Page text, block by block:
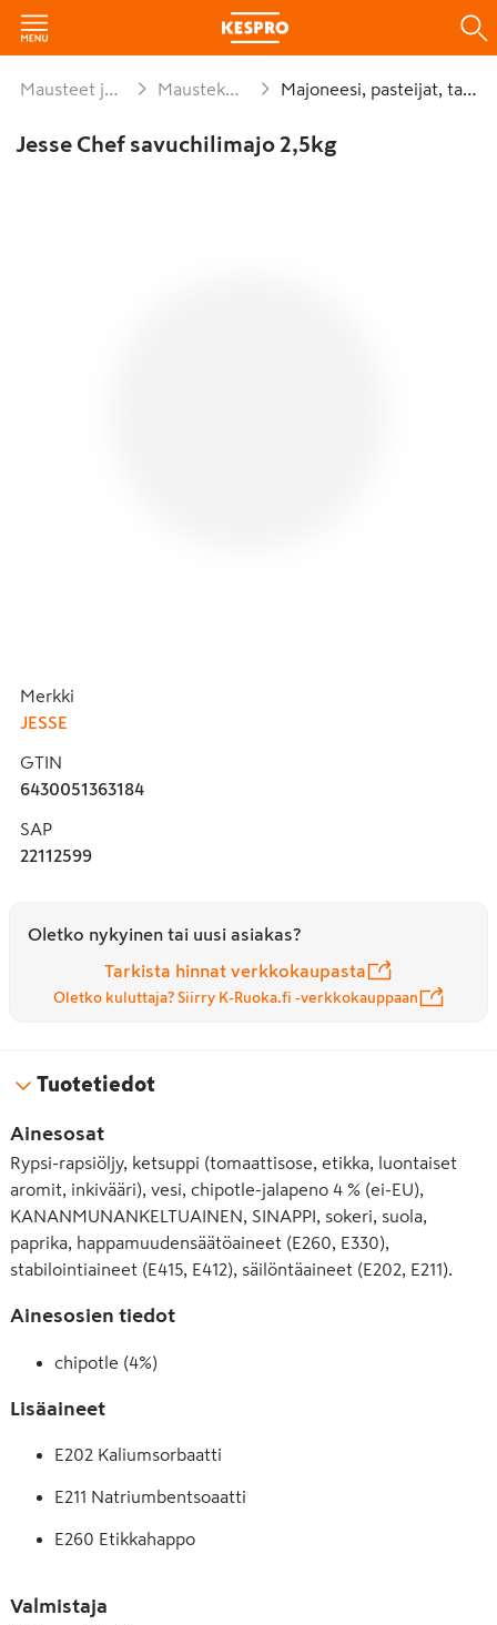
Mausteet ja leivonta Maustekastikkeet Majoneesi, pasteijat, tahnat
Jesse Chef savuchilimajo 2,5kg
Merkki
JESSE
GTIN
6430051363184
SAP
22112599
Oletko nykyinen tai uusi asiakas?
Tarkista hinnat verkkokaupasta
Oletko kuluttaja? Siirry K-Ruoka.fi -verkkokauppaan
Tuotetiedot
Ainesosat
Rypsi-rapsiöljy, ketsuppi (tomaattisose, etikka, luontaiset
aromit, inkivääri), vesi, chipotle-jalapeno 4 % (ei-EU),
KANANMUNANKELTUAINEN, SINAPPI, sokeri, suola,
paprika, happamuudensäätöaineet (E260, E330),
stabilointiaineet (E415, E412), säilöntäaineet (E202, E211).
Ainesosien tiedot
chipotle (4%)
Lisäaineet
E202 Kaliumsorbaatti
E211 Natriumbentsoaatti
E260 Etikkahappo
Valmistaja